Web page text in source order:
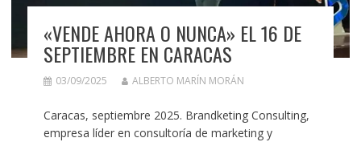
«VENDE AHORA O NUNCA» EL 16 DE
SEPTIEMBRE EN CARACAS
03/09/2025 ALBERTO MARÍN MORÁN
Caracas, septiembre 2025. Brandketing Consulting,
empresa líder en consultoría de marketing y